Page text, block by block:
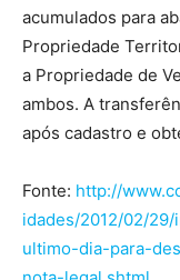
acumulados para
Propriedade
a Propriedade de
ambos. A
após cadastro e
Fonte: http://
idades/2012/02/
ultimo-dia-para-